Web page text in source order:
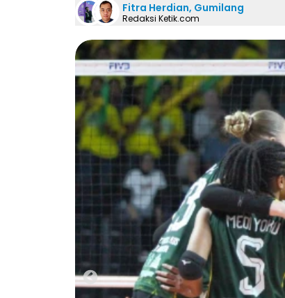
Fitra Herdian, Gumilang
Redaksi Ketik.com